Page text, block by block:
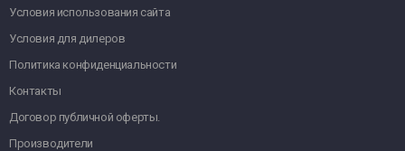
Условия использования сайта
Условия для дилеров
Политика конфиденциальности
Контакты
Договор публичной оферты.
Производители